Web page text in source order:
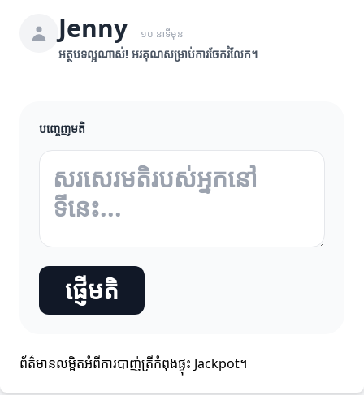
Jenny ១០ នាទីមុន
អត្ថបទល្អណាស់! អរគុណសម្រាប់ការចែករំលែក។
បញ្ចេញមតិ
ផ្ញើមតិ
ព័ត៌មានលម្អិតអំពីការបាញ់ត្រីកំពុងផ្ទុះ Jackpot។